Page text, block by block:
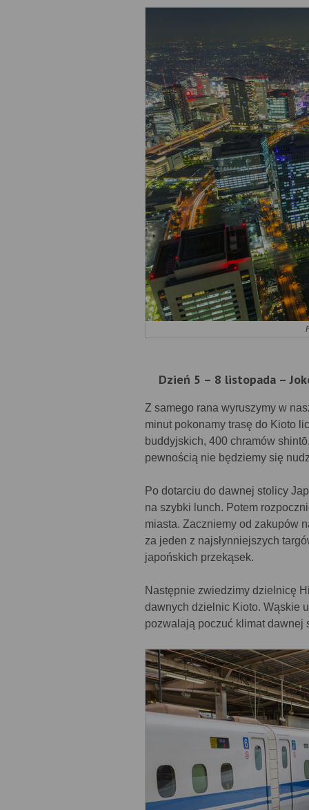
Dzień 5 – 8 listopada –
Z samego rana wyruszymy w
minut pokonamy trasę do Kioto
buddyjskich, 400 chramów
pewnością nie będziemy się
Po dotarciu do dawnej stolicy
na szybki lunch. Potem
miasta. Zaczniemy od zakupów
za jeden z najsłynniejszych
japońskich przekąsek.
Następnie zwiedzimy dzielnicę
dawnych dzielnic Kioto. Wąskie
pozwalają poczuć klimat dawnej